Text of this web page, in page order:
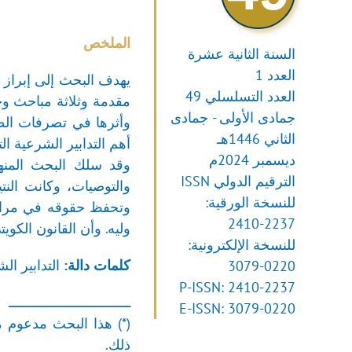
الملخص
يهدف البحث إلى إبراز
مقدمة وثلاثة مباحث
وأثرها في تصرفات
أهم التدابير
وقد سلك البحث
والتوصيات، وكانت
وتحفظ حقوقه في
وليه. وأن القانون
كلمات دالة: التدابير
ـــــــــــــــــــــــــــــــ
ذلك.
السنة الثانية عشرة
العدد 1
العدد التسلسلي 49
جمادى الأولى - جمادى
الثاني 1446هـ
ديسمبر 2024م
الترقيم الدولي ISSN
للنسخة الورقية:
2410-2237
للنسخة الإلكترونية:
3079-0220
P-ISSN: 2410-2237
E-ISSN: 3079-0220